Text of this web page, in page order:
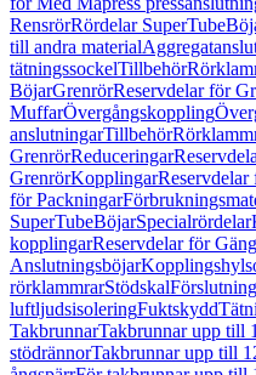
RensrörRördelar SuperTube
till andra material
tätningssockelTillbehör
BöjarGrenrörReservdelar för
MuffarÖvergångskoppling
anslutningarTillbehör
GrenrörReduceringar
GrenrörKopplingar
för Packningar
SuperTubeBöjarSpecialrördelar
kopplingarReservdelar för
Anslutningsböjar
rörklammrarStödskal
luftljudsisoleringFuktskydd
TakbrunnarTakbrunnar upp till
stödrännorTakbrunnar upp till